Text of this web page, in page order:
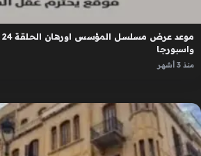
واسبورجا
منذ 3 أشهر